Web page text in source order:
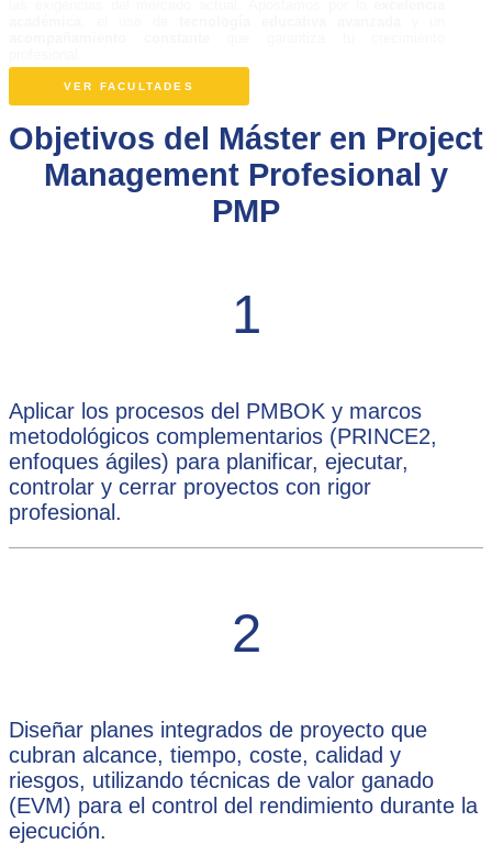
VER FACULTADES
Objetivos del Máster en Project
Management Profesional y
PMP
1
Aplicar los procesos del PMBOK y marcos
metodológicos complementarios (PRINCE2,
enfoques ágiles) para planificar, ejecutar,
controlar y cerrar proyectos con rigor
profesional.
2
Diseñar planes integrados de proyecto que
cubran alcance, tiempo, coste, calidad y
riesgos, utilizando técnicas de valor ganado
(EVM) para el control del rendimiento durante la
ejecución.